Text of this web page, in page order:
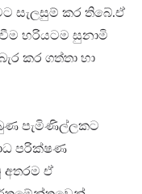
සැලසුම් කර තිබේ.ඒ
හරියටම සුනාමි
කර ගත්තා හා
පැමිණිල්ලකට
පරික්ෂණ
අතරම ඒ